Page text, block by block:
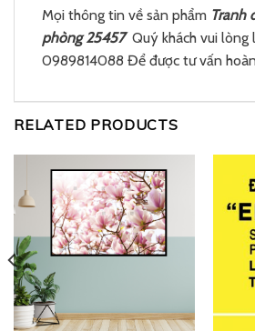
Mọi thông tin về sản phẩm Tranh
phòng 25457 Quý khách vui
0989814088 Để được tư vấn
RELATED PRODUCTS